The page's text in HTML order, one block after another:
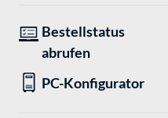
Bestellstatus
abrufen
PC-Konfigurator